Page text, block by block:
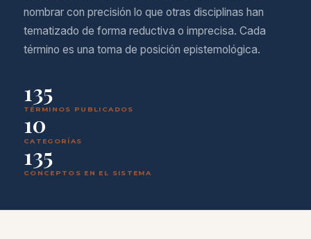
nombrar con precisión lo que otras disciplinas han
tematizado de forma reductiva o imprecisa. Cada
término es una toma de posición epistemológica.
135
TÉRMINOS PUBLICADOS
10
CATEGORÍAS
135
CONCEPTOS EN EL SISTEMA